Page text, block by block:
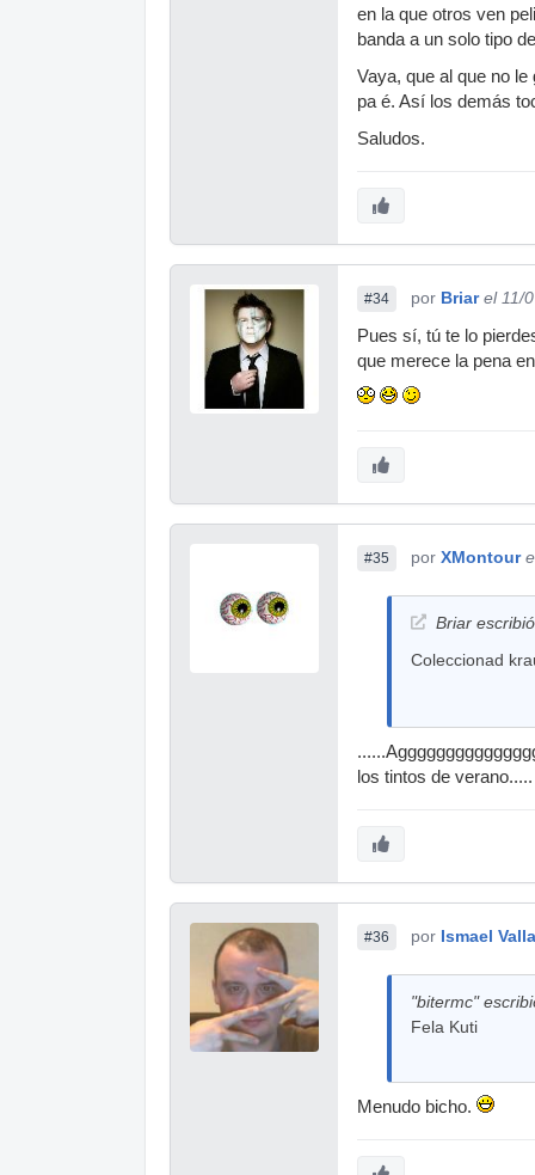
en la que otros ven
banda a un solo tipo
Vaya, que al que no
pa é. Así los demás
Saludos.
#34 por Briar el 11/
Pues sí, tú te lo
que merece la pena
#35 por XMontour
Briar
Coleccionad
los tintos de
#36 por Ismael
"bitermc"
Fela Kuti
Menudo bicho.